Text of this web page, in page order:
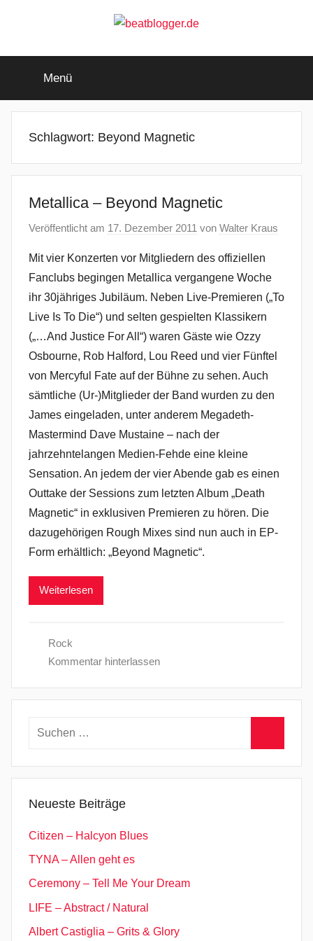
beatblogger.de
beat
goes
Menü
Schlagwort: Beyond Magnetic
Metallica – Beyond Magnetic
Veröffentlicht am 17. Dezember 2011 von Walter Kraus
Mit vier Konzerten vor Mitgliedern des offiziellen
Fanclubs begingen Metallica vergangene Woche
ihr 30jähriges Jubiläum. Neben Live-Premieren („To
Live Is To Die“) und selten gespielten Klassikern
(„…And Justice For All“) waren Gäste wie Ozzy
Osbourne, Rob Halford, Lou Reed und vier Fünftel
von Mercyful Fate auf der Bühne zu sehen. Auch
sämtliche (Ur-)Mitglieder der Band wurden zu den
James eingeladen, unter anderem Megadeth-
Mastermind Dave Mustaine – nach der
jahrzehntelangen Medien-Fehde eine kleine
Sensation. An jedem der vier Abende gab es einen
Outtake der Sessions zum letzten Album „Death
Magnetic“ in exklusiven Premieren zu hören. Die
dazugehörigen Rough Mixes sind nun auch in EP-
Form erhältlich: „Beyond Magnetic“.
Weiterlesen
Rock
Kommentar hinterlassen
Suchen
Neueste Beiträge
Citizen – Halcyon Blues
TYNA – Allen geht es
Ceremony – Tell Me Your Dream
LIFE – Abstract / Natural
Albert Castiglia – Grits & Glory